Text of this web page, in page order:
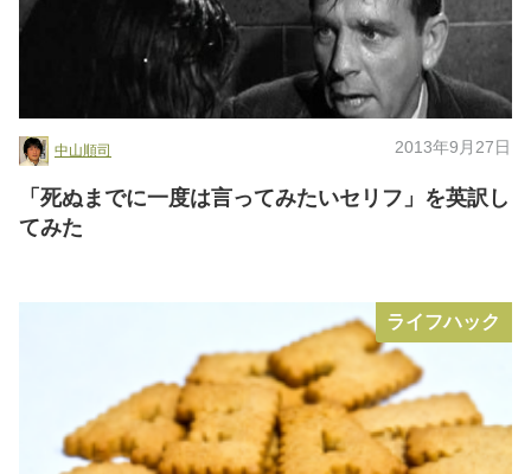
中山順司 2013年9月27日
「死ぬまでに一度は言ってみたいセリフ」を英訳し
てみた
ライフハック